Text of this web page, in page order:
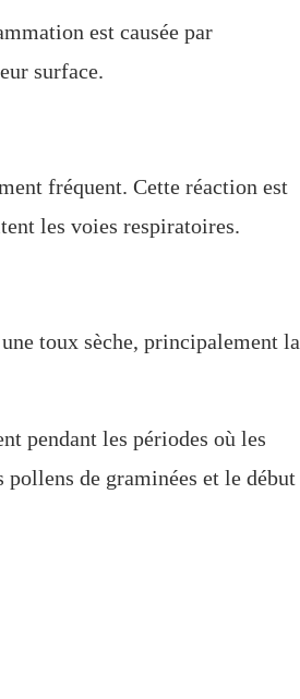
est causée par
surface.
fréquent. Cette réaction est
les voies respiratoires.
toux sèche, principalement la
pendant les périodes où les
de graminées et le début